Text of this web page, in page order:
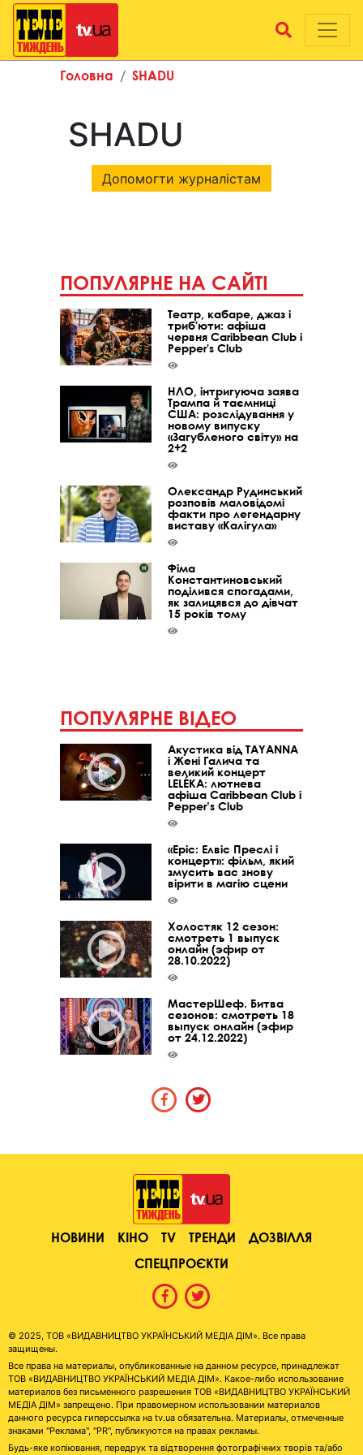
Головна SHADU
SHADU
Допомогти журналістам
ПОПУЛЯРНЕ НА САЙТІ
Театр, кабаре, джаз і
триб'юти: афіша
червня Caribbean Club і
Pepper's Club
НЛО, інтригуюча заява
Трампа й таємниці
США: розслідування у
новому випуску
«Загубленого світу» на
2+2
Олександр Рудинський
розповів маловідомі
факти про легендарну
виставу «Калігула»
Фіма
Константиновський
поділився спогадами,
як залицявся до дівчат
15 років тому
ПОПУЛЯРНЕ ВІДЕО
Акустика від TAYANNA
і Жені Галича та
великий концерт
LELÉKA: лютнева
афіша Caribbean Club і
Pepper’s Club
«Epic: Елвіс Преслі і
концерт»: фільм, який
змусить вас знову
вірити в магію сцени
Холостяк 12 сезон:
смотреть 1 выпуск
онлайн (эфир от
28.10.2022)
МастерШеф. Битва
сезонов: смотреть 18
выпуск онлайн (эфир
от 24.12.2022)
НОВИНИ КІНО TV ТРЕНДИ
ДОЗВІЛЛЯ
СПЕЦПРОЄКТИ
© 2025, ТОВ «ВИДАВНИЦТВО УКРАЇНСЬКИЙ МЕДІА ДІМ». Все права
защищены.
Все права на материалы, опубликованные на данном ресурсе, принадлежат
ТОВ «ВИДАВНИЦТВО УКРАЇНСЬКИЙ МЕДІА ДІМ». Какое-либо использование
материалов без письменного разрешения ТОВ «ВИДАВНИЦТВО УКРАЇНСЬКИЙ
МЕДІА ДІМ» запрещено. При правомерном использовании материалов
данного ресурса гиперссылка на tv.ua обязательна. Материалы, отмеченные
знаками "Реклама", "PR", публикуются на правах рекламы.
Будь-яке копіювання, передрук та відтворення фотографічних творів та/або